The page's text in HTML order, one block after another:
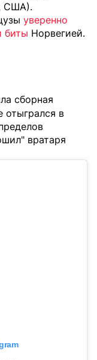
США).
уверенно
биты Норвегией.
сборная
отыгрался в
вратаря